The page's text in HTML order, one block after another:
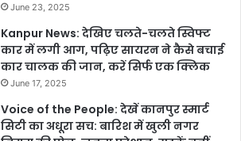
June 23, 2025
Kanpur News: देखिए चलते-चलते स्विफ्ट
कार में लगी आग, पढ़िए सायरन ने कैसे बचाई
कार चालक की जान, करें सिर्फ एक क्लिक
June 17, 2025
Voice of the People: देखें कानपुर स्मार्ट
सिटी का अधूरा सच: बारिश में खुली नगर